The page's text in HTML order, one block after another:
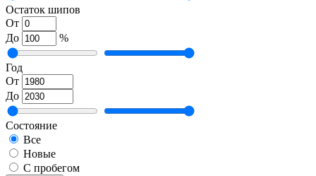
Остаток шипов
От
До
%
Год
От
До
Состояние
Все
Новые
С пробегом